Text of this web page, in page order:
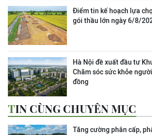
Điểm tin kế hoạch lựa
gói thầu lớn ngày 6/8/
Hà Nội đề xuất đầu tư
Chăm sóc sức khỏe
đồng
TIN CÙNG CHUYÊN MỤC
Tăng cường phân cấp,